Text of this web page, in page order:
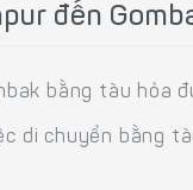
đến
bằng tàu hỏa
di chuyển bằng